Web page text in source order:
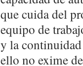
que cuida del
equipo de
y la
ello no exime